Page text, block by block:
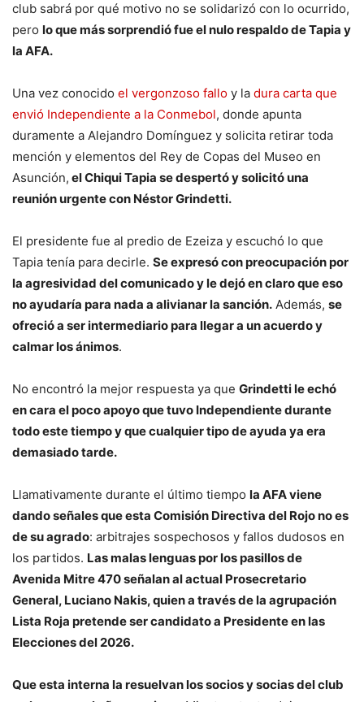
club sabrá por qué motivo no se solidarizó con lo ocurrido,
pero lo que más sorprendió fue el nulo respaldo de Tapia y
la AFA.
Una vez conocido el vergonzoso fallo y la dura carta que
envió Independiente a la Conmebol, donde apunta
duramente a Alejandro Domínguez y solicita retirar toda
mención y elementos del Rey de Copas del Museo en
Asunción, el Chiqui Tapia se despertó y solicitó una
reunión urgente con Néstor Grindetti.
El presidente fue al predio de Ezeiza y escuchó lo que
Tapia tenía para decirle. Se expresó con preocupación por
la agresividad del comunicado y le dejó en claro que eso
no ayudaría para nada a alivianar la sanción. Además, se
ofreció a ser intermediario para llegar a un acuerdo y
calmar los ánimos.
No encontró la mejor respuesta ya que Grindetti le echó
en cara el poco apoyo que tuvo Independiente durante
todo este tiempo y que cualquier tipo de ayuda ya era
demasiado tarde.
Llamativamente durante el último tiempo la AFA viene
dando señales que esta Comisión Directiva del Rojo no es
de su agrado: arbitrajes sospechosos y fallos dudosos en
los partidos. Las malas lenguas por los pasillos de
Avenida Mitre 470 señalan al actual Prosecretario
General, Luciano Nakis, quien a través de la agrupación
Lista Roja pretende ser candidato a Presidente en las
Elecciones del 2026.
Que esta interna la resuelvan los socios y socias del club